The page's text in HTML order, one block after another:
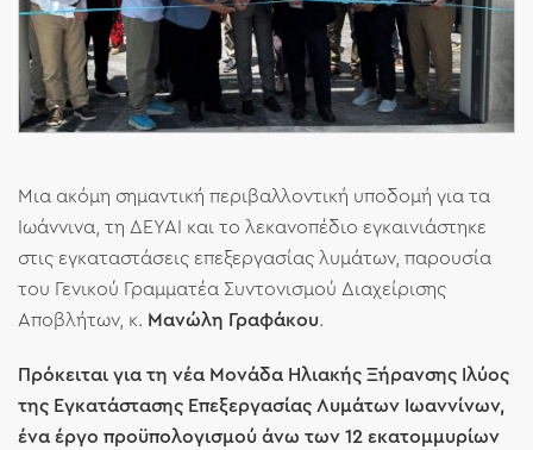
Μια ακόμη σημαντική περιβαλλοντική υποδομή για τα
Ιωάννινα, τη ΔΕΥΑΙ και το λεκανοπέδιο εγκαινιάστηκε
στις εγκαταστάσεις επεξεργασίας λυμάτων, παρουσία
του Γενικού Γραμματέα Συντονισμού Διαχείρισης
Αποβλήτων, κ. Μανώλη Γραφάκου.
Πρόκειται για τη νέα Μονάδα Ηλιακής Ξήρανσης Ιλύος
της Εγκατάστασης Επεξεργασίας Λυμάτων Ιωαννίνων,
ένα έργο προϋπολογισμού άνω των 12 εκατομμυρίων